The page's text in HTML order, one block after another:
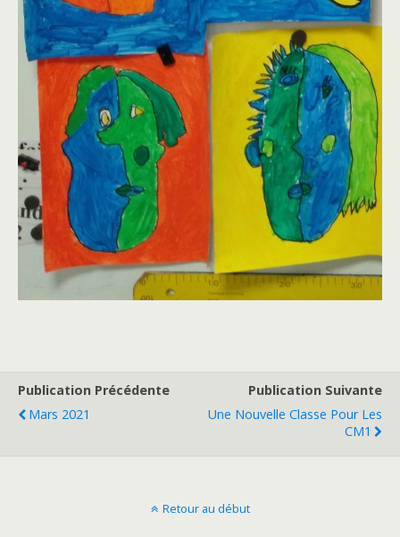
Publication Précédente
Mars 2021
Publication Suivante
Une Nouvelle Classe Pour Les
CM1
Retour au début